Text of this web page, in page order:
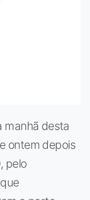
manhã desta
ontem depois
pelo